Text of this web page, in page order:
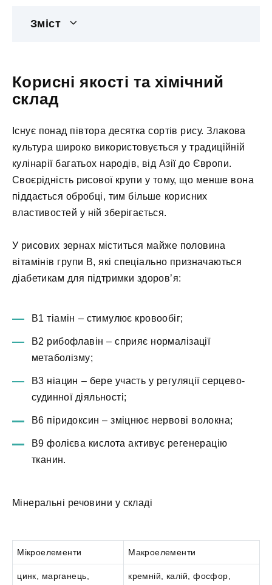
Зміст
Корисні якості та хімічний
склад
Існує понад півтора десятка сортів рису. Злакова
культура широко використовується у традиційній
кулінарії багатьох народів, від Азії до Європи.
Своєрідність рисової крупи у тому, що менше вона
піддається обробці, тим більше корисних
властивостей у ній зберігається.
У рисових зернах міститься майже половина
вітамінів групи В, які спеціально призначаються
діабетикам для підтримки здоров’я:
В1 тіамін – стимулює кровообіг;
В2 рибофлавін – сприяє нормалізації
метаболізму;
В3 ніацин – бере участь у регуляції серцево-
судинної діяльності;
В6 піридоксин – зміцнює нервові волокна;
В9 фолієва кислота активує регенерацію
тканин.
Мінеральні речовини у складі
Мікроелементи Макроелементи
цинк, марганець,
кремній, калій, фосфор,